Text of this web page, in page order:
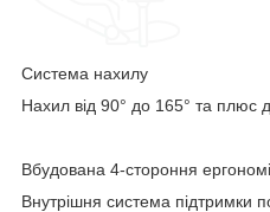
Система нахилу
Нахил від 90° до 165° та плюс
Вбудована 4-стороння
Внутрішня система підтримки